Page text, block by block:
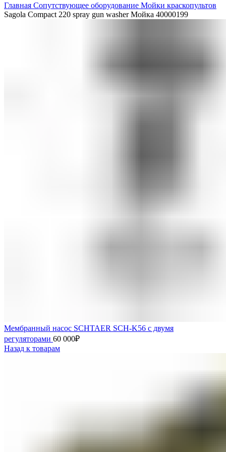
Главная Сопутствующее оборудование Мойки краскопультов
Sagola Compact 220 spray gun washer Мойка 40000199
Мембранный насос SCHTAER SCH-K56 с двумя
регуляторами 60 000₽
Назад к товарам